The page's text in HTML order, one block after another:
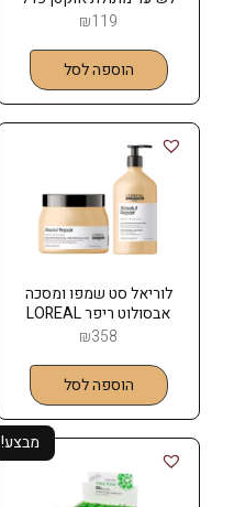
OCTAN PEARL
₪119
הוספה לסל
לוריאל סט שמפו ומסכה
אבסולוט ריפר LOREAL
₪358
הוספה לסל
מבצע!